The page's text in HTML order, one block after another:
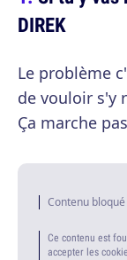
DIREK
Le problème
de vouloir s'y
Ça marche
Contenu
Ce contenu est
accepter les